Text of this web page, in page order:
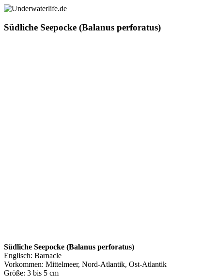
Südliche Seepocke (Balanus perforatus)
Südliche Seepocke (Balanus perforatus)
Englisch: Barnacle
Vorkommen: Mittelmeer, Nord-Atlantik, Ost-Atlantik
Größe: 3 bis 5 cm